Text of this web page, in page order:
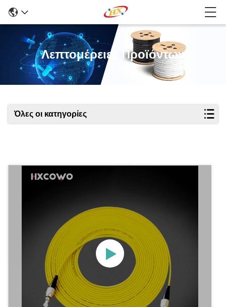
Λεπτομέρειες Προϊόντων
Όλες οι κατηγορίες